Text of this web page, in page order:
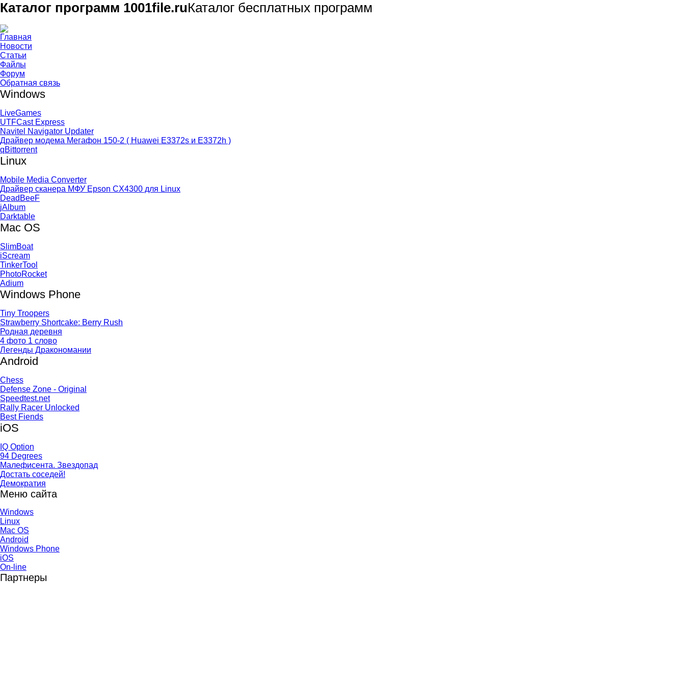
Каталог программ 1001file.ruКаталог бесплатных программ
Главная
Новости
Статьи
Файлы
Форум
Обратная связь
Windows
LiveGames
UTFCast Express
Navitel Navigator Updater
Драйвер модема Мегафон 150-2 ( Huawei E3372s и E3372h )
qBittorrent
Linux
Mobile Media Converter
Драйвер сканера МФУ Epson CX4300 для Linux
DeadBeeF
jAlbum
Darktable
Mac OS
SlimBoat
iScream
TinkerTool
PhotoRocket
Adium
Windows Phone
Tiny Troopers
Strawberry Shortcake: Berry Rush
Родная деревня
4 фото 1 слово
Легенды Дракономании
Android
Chess
Defense Zone - Original
Speedtest.net
Rally Racer Unlocked
Best Fiends
iOS
IQ Option
94 Degrees
Малефисента. Звездопад
Достать соседей!
Демократия
Меню сайта
Windows
Linux
Mac OS
Android
Windows Phone
iOS
On-line
Партнеры